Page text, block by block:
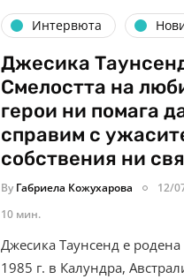
Интервюта
Джесика
Смелостта на
герои ни помага
справим с
собствения ни
By Габриела Кожухарова
12/
10 мин.
Джесика Таунсенд е
1985 г. в Калундра,